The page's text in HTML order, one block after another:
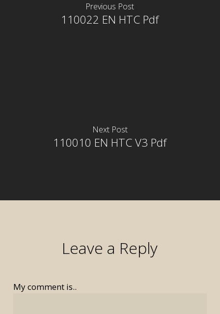
Previous Post
110022 EN HTC Pdf
Next Post
110010 EN HTC V3 Pdf
Leave a Reply
My comment is..